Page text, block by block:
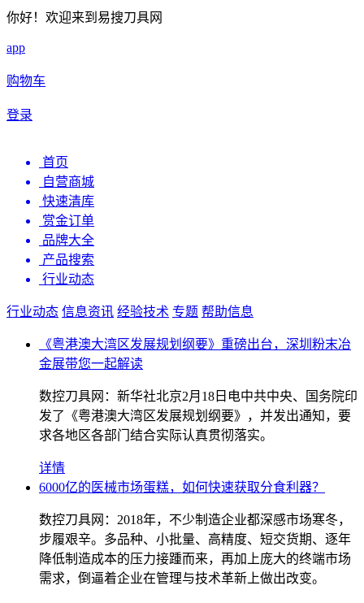
你好！欢迎来到易搜刀具网
app
购物车
登录
首页
自营商城
快速清库
赏金订单
品牌大全
产品搜索
行业动态
行业动态 信息资讯 经验技术 专题 帮助信息
《粤港澳大湾区发展规划纲要》重磅出台，深圳粉末冶
金展带您一起解读
数控刀具网：新华社北京2月18日电中共中央、国务院印
发了《粤港澳大湾区发展规划纲要》，并发出通知，要
求各地区各部门结合实际认真贯彻落实。
详情
6000亿的医械市场蛋糕，如何快速获取分食利器？
数控刀具网：2018年，不少制造企业都深感市场寒冬，
步履艰辛。多品种、小批量、高精度、短交货期、逐年
降低制造成本的压力接踵而来，再加上庞大的终端市场
需求，倒逼着企业在管理与技术革新上做出改变。